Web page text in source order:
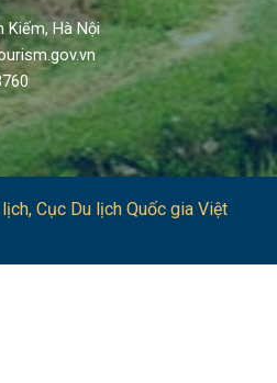
Kiếm, Hà Nội
Cục Du lịch Quốc gia Việt